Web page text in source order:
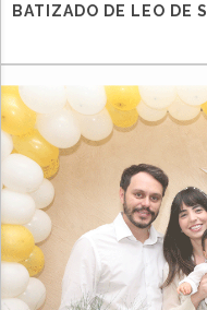
BATIZADO DE LEO DE